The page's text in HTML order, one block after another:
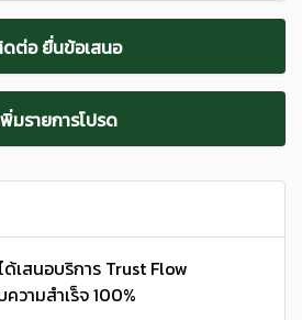
ต่อ ยื่นข้อเสนอ
พิ่มรายการโปรด
เสนอบริการ Trust Flow
วามสําเร็จ 100%